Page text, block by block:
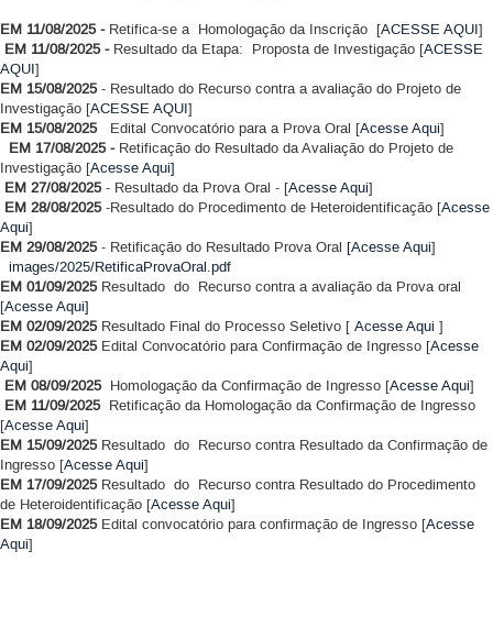
EM 11/08/2025 - Retifica-se a Homologação da Inscrição [ACESSE AQUI]
EM 11/08/2025 -Resultado da Etapa: Proposta de Investigação [ACESSE
AQUI]
EM 15/08/2025- Resultado do Recurso contra a avaliação do Projeto de
Investigação [ACESSE AQUI]
EM 15/08/2025 Edital Convocatório para a Prova Oral [Acesse Aqui]
EM 17/08/2025 - Retificação do Resultado da Avaliação do Projeto de
Investigação [Acesse Aqui]
EM 27/08/2025- Resultado da Prova Oral - [Acesse Aqui]
EM 28/08/2025-Resultado do Procedimento de Heteroidentificação [Acesse
Aqui]
EM 29/08/2025- Retificação do Resultado Prova Oral [Acesse Aqui]
images/2025/RetificaProvaOral.pdf
EM 01/09/2025Resultado do Recurso contra a avaliação da Prova oral
[Acesse Aqui]
EM 02/09/2025Resultado Final do Processo Seletivo [ Acesse Aqui ]
EM 02/09/2025 Edital Convocatório para Confirmação de Ingresso [Acesse
Aqui]
EM 08/09/2025 Homologação da Confirmação de Ingresso [Acesse Aqui]
EM 11/09/2025 Retificação da Homologação da Confirmação de Ingresso
[Acesse Aqui]
EM 15/09/2025Resultado do Recurso contra Resultado da Confirmação de
Ingresso [Acesse Aqui]
EM 17/09/2025Resultado do Recurso contra Resultado do Procedimento
de Heteroidentificação [Acesse Aqui]
EM 18/09/2025Edital convocatório para confirmação de Ingresso [Acesse
Aqui]